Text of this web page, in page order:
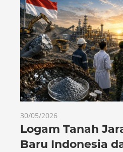
30/05/2026
Logam Tanah
Baru Indonesia